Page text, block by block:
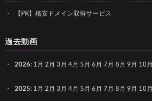
【PR】格安ドメイン取得サービス
過去動画
2026: 1月 2月 3月 4月 5月 6月 7月 8月 9月 10月
2025: 1月 2月 3月 4月 5月 6月 7月 8月 9月 10月